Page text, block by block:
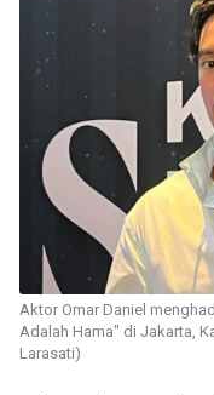
Aktor Omar Daniel
Adalah Hama" di Jakarta,
Larasati)